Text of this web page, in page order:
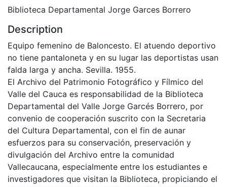
Biblioteca Departamental Jorge Garces Borrero
Description
Equipo femenino de Baloncesto. El atuendo deportivo
no tiene pantaloneta y en su lugar las deportistas usan
falda larga y ancha. Sevilla. 1955.
El Archivo del Patrimonio Fotográfico y Fílmico del
Valle del Cauca es responsabilidad de la Biblioteca
Departamental del Valle Jorge Garcés Borrero, por
convenio de cooperación suscrito con la Secretaria
del Cultura Departamental, con el fin de aunar
esfuerzos para su conservación, preservación y
divulgación del Archivo entre la comunidad
Vallecaucana, especialmente entre los estudiantes e
investigadores que visitan la Biblioteca, propiciando el